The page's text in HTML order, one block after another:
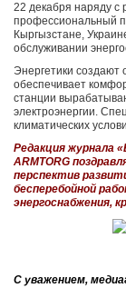
22 декабря наряду с
профессиональный
Кыргызстане,
обслуживании
Энергетики создают
обеспечивает
станции
электроэнергии.
климатических
Редакция журнала
ARMTORG
перспектив
бесперебойной
энергоснабжения,
С уважением,